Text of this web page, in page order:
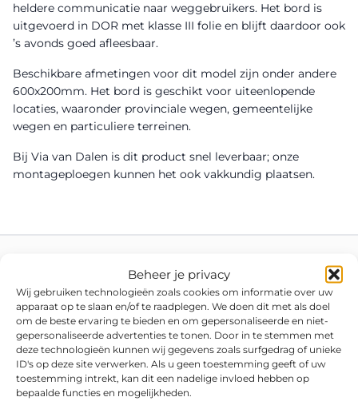
Beheer je privacy
Wij gebruiken technologieën zoals cookies om informatie over uw
apparaat op te slaan en/of te raadplegen. We doen dit met als doel
om de beste ervaring te bieden en om gepersonaliseerde en niet-
gepersonaliseerde advertenties te tonen. Door in te stemmen met
deze technologieën kunnen wij gegevens zoals surfgedrag of unieke
ID's op deze site verwerken. Als u geen toestemming geeft of uw
toestemming intrekt, kan dit een nadelige invloed hebben op
bepaalde functies en mogelijkheden.
heldere communicatie naar weggebruikers. Het bord is
uitgevoerd in DOR met klasse III folie en blijft daardoor ook
’s avonds goed afleesbaar.
Beschikbare afmetingen voor dit model zijn onder andere
600x200mm. Het bord is geschikt voor uiteenlopende
locaties, waaronder provinciale wegen, gemeentelijke
wegen en particuliere terreinen.
Bij Via van Dalen is dit product snel leverbaar; onze
montageploegen kunnen het ook vakkundig plaatsen.